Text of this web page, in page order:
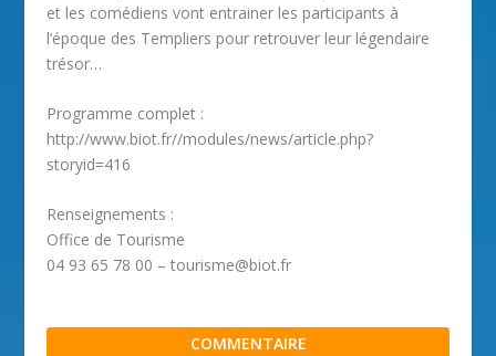
et les comédiens vont entrainer les participants à
l’époque des Templiers pour retrouver leur légendaire
trésor…
Programme complet :
http://www.biot.fr//modules/news/article.php?
storyid=416
Renseignements :
Office de Tourisme
04 93 65 78 00 – tourisme@biot.fr
COMMENTAIRE